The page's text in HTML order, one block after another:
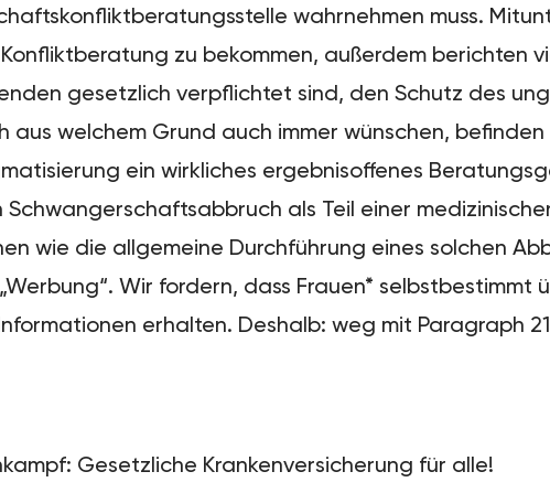
wahrnehmen muss.
zu bekommen, außerdem berichten
gesetzlich verpflichtet sind, den Schutz des
welchem Grund auch immer wünschen,
ein wirkliches ergebnisoffenes
als Teil einer
wie die allgemeine Durchführung eines solchen
Wir fordern, dass Frauen*
erhalten. Deshalb: weg mit Paragraph
Gesetzliche Krankenversicherung für alle!